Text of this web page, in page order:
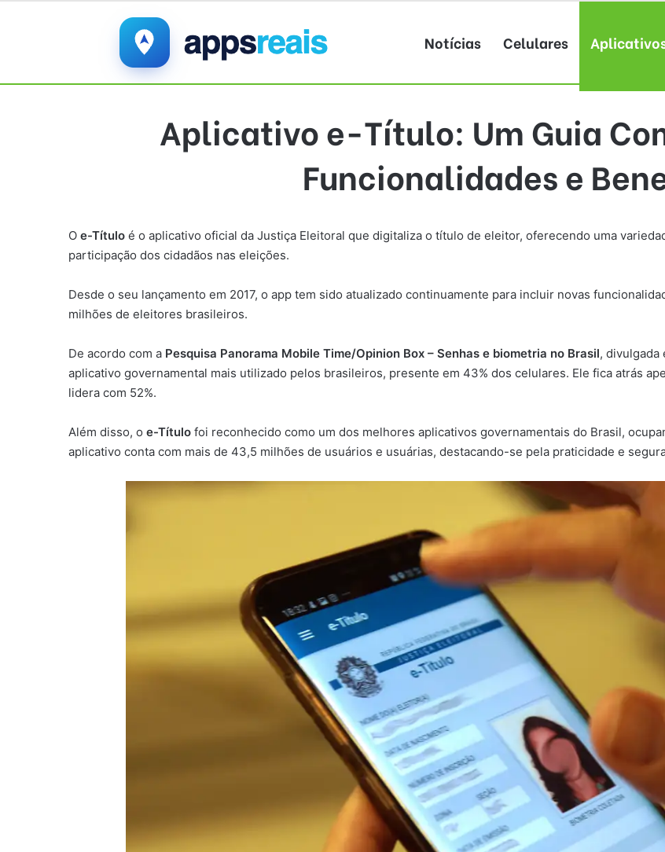
Notícias Celulares
Aplicativo e-Título: Um Guia
Funcionalidades e
O e-Título é o aplicativo oficial da Justiça Eleitoral que digitaliza o título de eleitor, oferecendo uma
participação dos cidadãos nas eleições.
Desde o seu lançamento em 2017, o app tem sido atualizado continuamente para incluir novas
milhões de eleitores brasileiros.
De acordo com a Pesquisa Panorama Mobile Time/Opinion Box – Senhas e biometria no Brasil, divulgada
aplicativo governamental mais utilizado pelos brasileiros, presente em 43% dos celulares. Ele fica atrás
lidera com 52%.
Além disso, o e-Título foi reconhecido como um dos melhores aplicativos governamentais do Brasil,
aplicativo conta com mais de 43,5 milhões de usuários e usuárias, destacando-se pela praticidade e